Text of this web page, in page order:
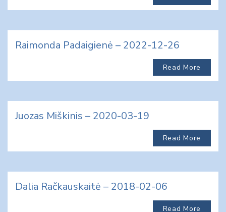
Raimonda Padaigienė – 2022-12-26
Read More
Juozas Miškinis – 2020-03-19
Read More
Dalia Račkauskaitė – 2018-02-06
Read More